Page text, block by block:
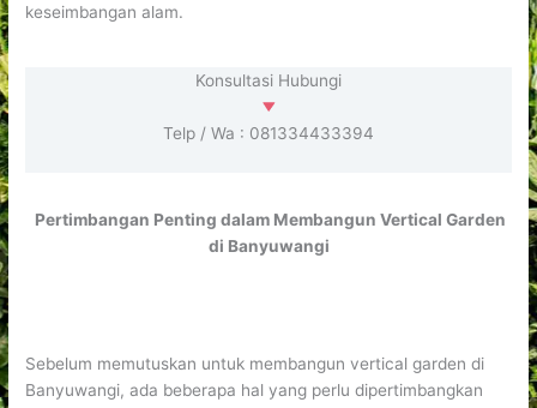
keseimbangan alam.
Konsultasi Hubungi
Telp / Wa : 081334433394
Pertimbangan Penting dalam Membangun Vertical Garden
di Banyuwangi
Sebelum memutuskan untuk membangun vertical garden di
Banyuwangi, ada beberapa hal yang perlu dipertimbangkan